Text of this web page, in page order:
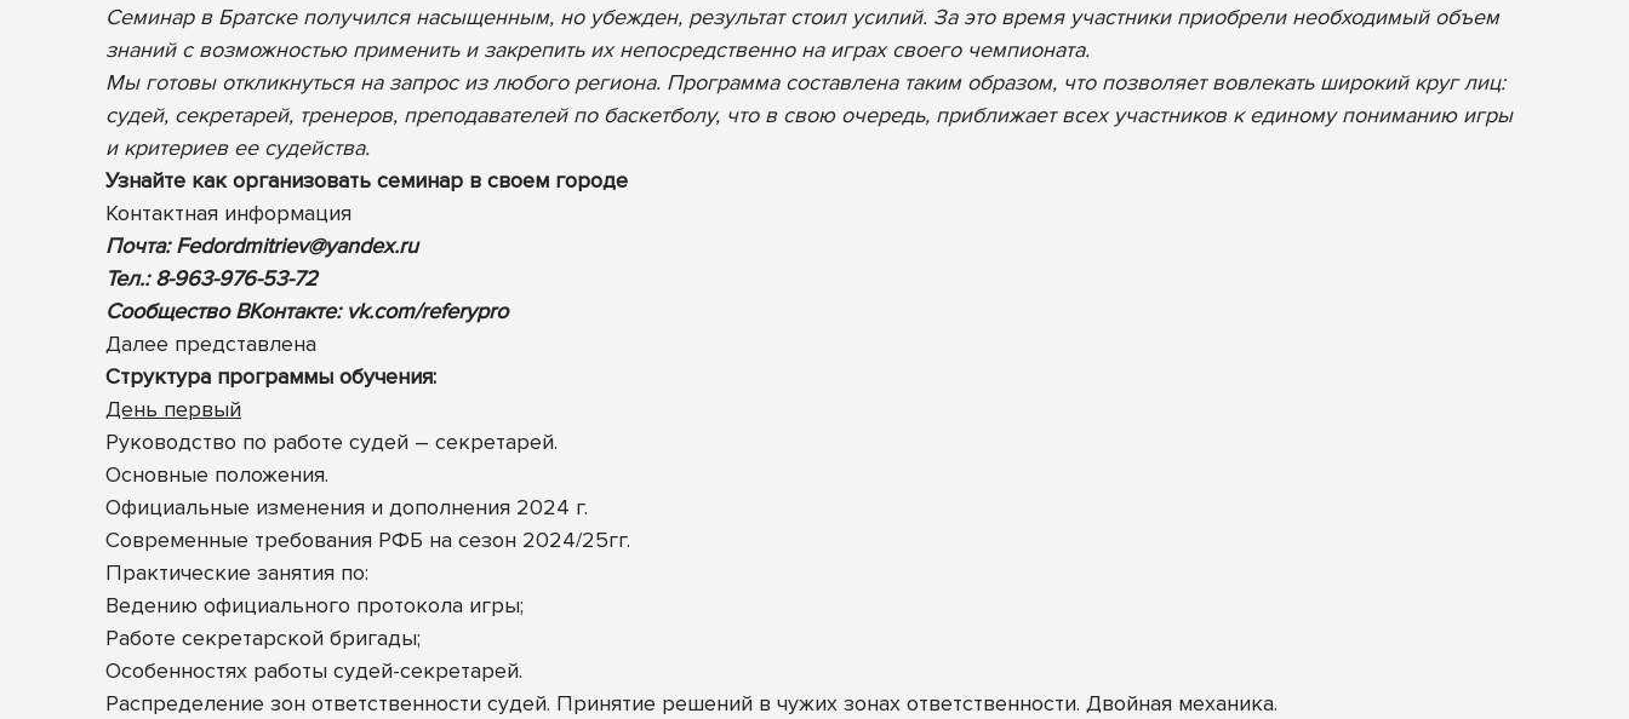
Семинар в Братске получился насыщенным, но убежден, результат стоил усилий. За это время участники приобрели необходимый объем
знаний с возможностью применить и закрепить их непосредственно на играх своего чемпионата.
Мы готовы откликнуться на запрос из любого региона. Программа составлена таким образом, что позволяет вовлекать широкий круг лиц:
судей, секретарей, тренеров, преподавателей по баскетболу, что в свою очередь, приближает всех участников к единому пониманию игры
и критериев ее судейства.
Узнайте как организовать семинар в своем городе
Контактная информация
Почта:Fedordmitriev@yandex.ru
Тел.: 8-963-976-53-72
Сообщество ВКонтакте: vk.com/referypro
Далее представлена
Cтруктура программы обучения:
День первый
Руководство по работе судей – секретарей.
Основные положения.
Официальные изменения и дополнения 2024 г.
Современные требования РФБ на сезон 2024/25гг.
Практические занятия по:
Ведению официального протокола игры;
Работе секретарской бригады;
Особенностях работы судей-секретарей.
Распределение зон ответственности судей. Принятие решений в чужих зонах ответственности. Двойная механика.